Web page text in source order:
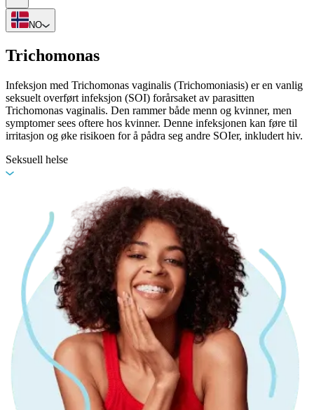
NO
Trichomonas
Infeksjon med Trichomonas vaginalis (Trichomoniasis) er en vanlig
seksuelt overført infeksjon (SOI) forårsaket av parasitten
Trichomonas vaginalis. Den rammer både menn og kvinner, men
symptomer sees oftere hos kvinner. Denne infeksjonen kan føre til
irritasjon og øke risikoen for å pådra seg andre SOIer, inkludert hiv.
Seksuell helse